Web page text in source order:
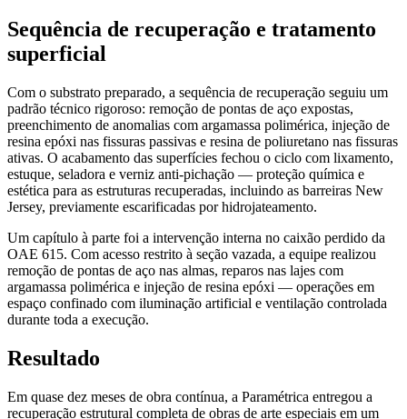
Sequência de recuperação e tratamento
superficial
Com o substrato preparado, a sequência de recuperação seguiu um
padrão técnico rigoroso: remoção de pontas de aço expostas,
preenchimento de anomalias com argamassa polimérica, injeção de
resina epóxi nas fissuras passivas e resina de poliuretano nas fissuras
ativas. O acabamento das superfícies fechou o ciclo com lixamento,
estuque, seladora e verniz anti-pichação — proteção química e
estética para as estruturas recuperadas, incluindo as barreiras New
Jersey, previamente escarificadas por hidrojateamento.
Um capítulo à parte foi a intervenção interna no caixão perdido da
OAE 615. Com acesso restrito à seção vazada, a equipe realizou
remoção de pontas de aço nas almas, reparos nas lajes com
argamassa polimérica e injeção de resina epóxi — operações em
espaço confinado com iluminação artificial e ventilação controlada
durante toda a execução.
Resultado
Em quase dez meses de obra contínua, a Paramétrica entregou a
recuperação estrutural completa de obras de arte especiais em um